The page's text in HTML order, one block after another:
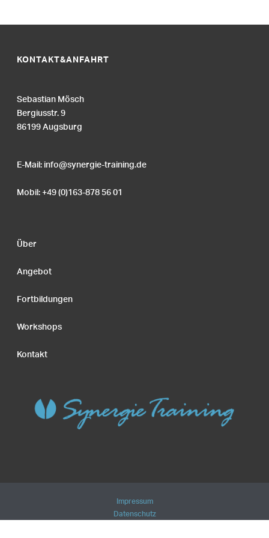
KONTAKT&ANFAHRT
Sebastian Mösch
Bergiusstr. 9
86199 Augsburg
E-Mail:info@synergie-training.de
Mobil: +49 (0)163-878 56 01
Über
Angebot
Fortbildungen
Workshops
Kontakt
Impressum
Datenschutz